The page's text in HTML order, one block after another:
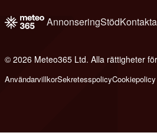
AnnonseringStödKontakta
© 2026 Meteo365 Ltd. Alla rättigheter
AnvändarvillkorSekretesspolicyCookiepolicy